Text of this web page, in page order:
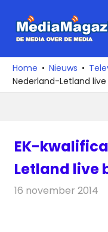
naar
media
over
de
Home Nieuws
Nederland-Letland live
EK-
Letland live
16 november 2014